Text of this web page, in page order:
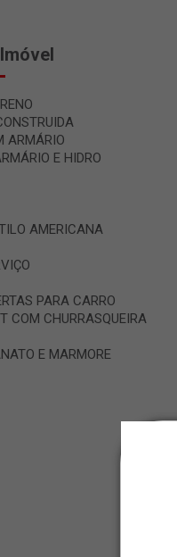
ARMÁRIO
E HIDRO
AMERICANA
PARA CARRO
COM CHURRASQUEIRA
E MARMORE